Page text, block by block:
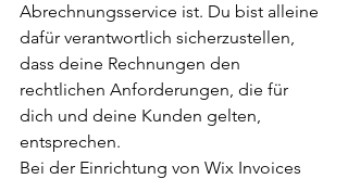
Abrechnungsservice ist. Du bist alleine
dafür verantwortlich sicherzustellen,
dass deine Rechnungen den
rechtlichen Anforderungen, die für
dich und deine Kunden gelten,
entsprechen.
Bei der Einrichtung von Wix Invoices